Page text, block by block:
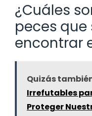
¿Cuáles
peces que
encontrar
Quizás
Irrefutables
Proteger